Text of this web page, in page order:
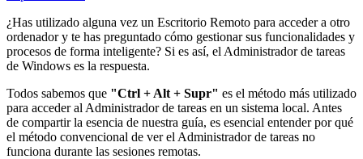
¿Has utilizado alguna vez un Escritorio Remoto para acceder a otro
ordenador y te has preguntado cómo gestionar sus funcionalidades y
procesos de forma inteligente? Si es así, el Administrador de tareas
de Windows es la respuesta.
Todos sabemos que "Ctrl + Alt + Supr" es el método más utilizado
para acceder al Administrador de tareas en un sistema local. Antes
de compartir la esencia de nuestra guía, es esencial entender por qué
el método convencional de ver el Administrador de tareas no
funciona durante las sesiones remotas.